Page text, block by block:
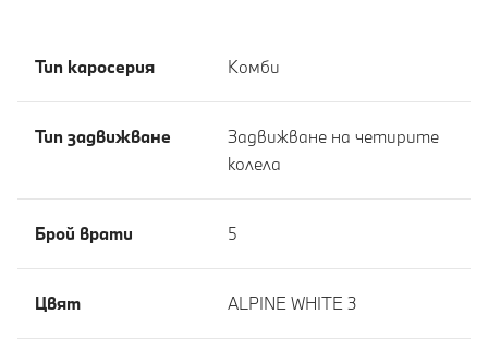
Тип каросерия Комби
Тип задвижване
Задвижване на четирите
колела
Брой врати 5
Цвят ALPINE WHITE 3